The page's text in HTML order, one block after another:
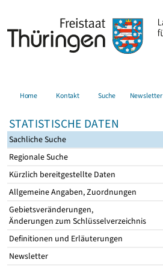
Home Kontakt Suche Newsletter
STATISTISCHE DATEN
Sachliche Suche
Regionale Suche
Kürzlich bereitgestellte Daten
Allgemeine Angaben, Zuordnungen
Gebietsveränderungen,
Änderungen zum Schlüsselverzeichnis
Definitionen und Erläuterungen
Newsletter